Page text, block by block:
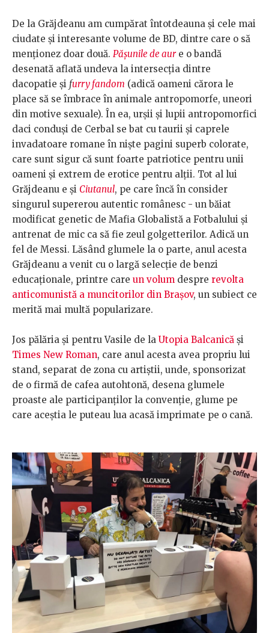
De la Grăjdeanu am cumpărat întotdeauna și cele mai
ciudate și interesante volume de BD, dintre care o să
menționez doar două. Pășunile de aure o bandă
desenată aflată undeva la intersecția dintre
dacopatie și furry fandom (adică oameni cărora le
place să se îmbrace în animale antropomorfe, uneori
din motive sexuale). În ea, urșii și lupii antropomorfici
daci conduși de Cerbal se bat cu taurii și caprele
invadatoare romane în niște pagini superb colorate,
care sunt sigur că sunt foarte patriotice pentru unii
oameni și extrem de erotice pentru alții. Tot al lui
Grăjdeanu e și Ciutanul, pe care încă în consider
singurul supererou autentic românesc - un băiat
modificat genetic de Mafia Globalistă a Fotbalului și
antrenat de mic ca să fie zeul golgetterilor. Adică un
fel de Messi. Lăsând glumele la o parte, anul acesta
Grăjdeanu a venit cu o largă selecție de benzi
educaționale, printre care un volum despre revolta
anticomunistă a muncitorilor din Brașov, un subiect ce
merită mai multă popularizare.
Jos pălăria și pentru Vasile de la Utopia Balcanică și
Times New Roman, care anul acesta avea propriu lui
stand, separat de zona cu artiștii, unde, sponsorizat
de o firmă de cafea autohtonă, desena glumele
proaste ale participanților la convenție, glume pe
care aceștia le puteau lua acasă imprimate pe o cană.